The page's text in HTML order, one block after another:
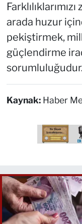
arada huzur
pekiştirmek,
güçlendirme
Kaynak: Haber